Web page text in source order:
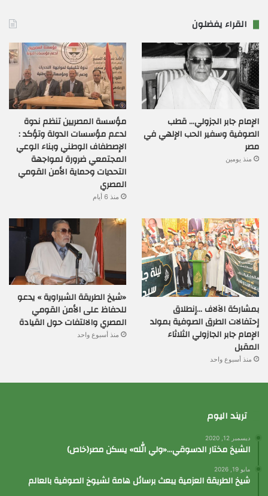
القراء يفضلون
الإمام جابر الجزولي… قطب
الصوفية وسفير الحب الإلهي في
مصر
منذ يومين
مؤسسة المصريين تنظم ندوة
لدعم مؤسسات الدولة وتؤكد :
الإصطفاف الوطني وبناء الوعي
المجتمعي ضرورة لمواجهة
التحديات وحماية الأمن القومي
المصري
منذ 6 أيام
بمشاركة الآلاف …إنطلاق
إحتفالات الطرق الصوفية بمولد
الإمام جابر الجازولي الثلاثاء
المقبل
منذ أسبوع واحد
«شيخ الطريقة الشبراوية » يدعو
للحفاظ على الأمن القومي
المصري والالتفات حول القيادة
منذ أسبوع واحد
تريند اليوم
ديسمبر 12, 2020
الشيخ مختار الدسوقي…«ولي الله» يسكن مصر(خاص)
مايو 19, 2026
شيخ الطريقة العزمية يبعث برسائل هامة لشيوخ الصوفية بالعالم